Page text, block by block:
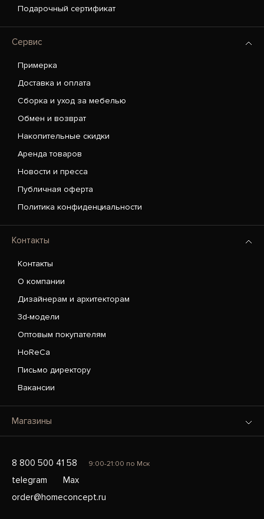
Подарочный сертификат
Сервис
Примерка
Доставка и оплата
Сборка и уход за мебелью
Обмен и возврат
Накопительные скидки
Аренда товаров
Новости и пресса
Публичная оферта
Политика конфиденциальности
Контакты
Контакты
О компании
Дизайнерам и архитекторам
3d-модели
Оптовым покупателям
HoReCa
Письмо директору
Вакансии
Магазины
8 800 500 41 58 9:00-21:00 по Мск
telegram
Max
order@homeconcept.ru